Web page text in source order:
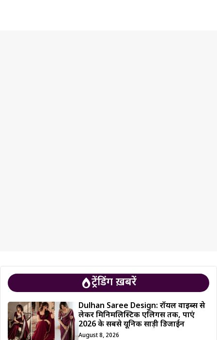
ट्रेंडिंग ख़बरें
Dulhan Saree Design: रॉयल वाइब्स से
लेकर मिनिमलिस्टिक एलिगेंस तक, पाएं
2026 के सबसे यूनिक साड़ी डिजाईन
August 8, 2026